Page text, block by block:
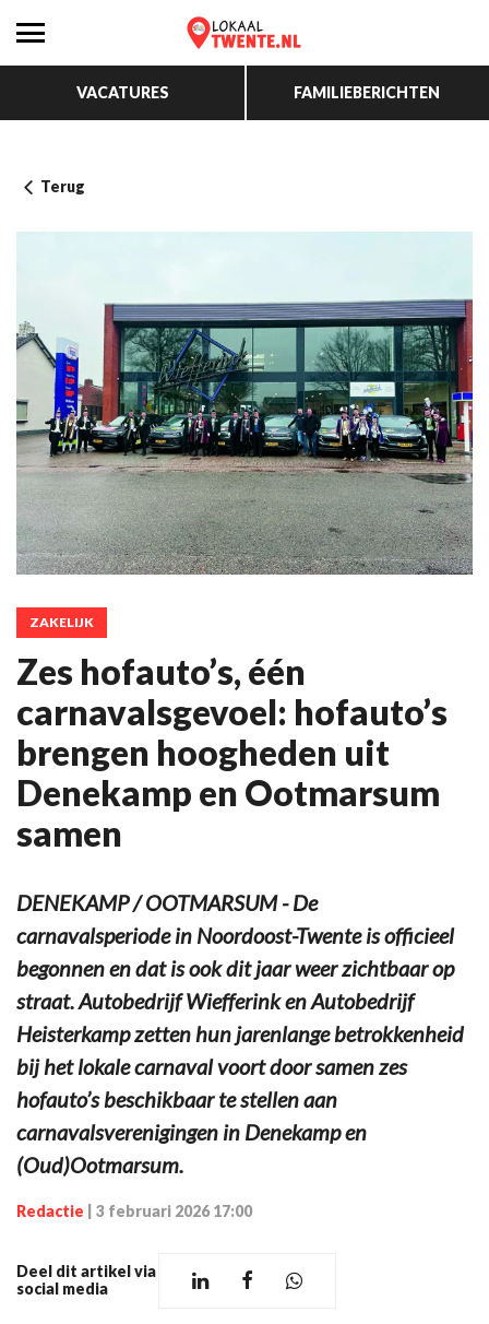
VACATURES FAMILIEBERICHTEN
Terug
ZAKELIJK
Zes hofauto’s, één
carnavalsgevoel: hofauto’s
brengen hoogheden uit
Denekamp en Ootmarsum
samen
DENEKAMP / OOTMARSUM - De
carnavalsperiode in Noordoost-Twente is officieel
begonnen en dat is ook dit jaar weer zichtbaar op
straat. Autobedrijf Wiefferink en Autobedrijf
Heisterkamp zetten hun jarenlange betrokkenheid
bij het lokale carnaval voort door samen zes
hofauto’s beschikbaar te stellen aan
carnavalsverenigingen in Denekamp en
(Oud)Ootmarsum.
Redactie 3 februari 2026 17:00
Deel dit artikel via
social media